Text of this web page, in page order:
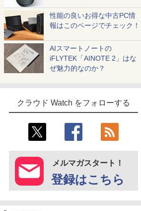
性能の良いお得な中古PC情
報はこのページでチェック！
AIスマートノートの
iFLYTEK「AINOTE 2」はな
ぜ魅力的なのか？
クラウド Watch をフォローする
メルマガスタート！
登録はこちら